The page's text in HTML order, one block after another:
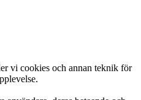
vi cookies och annan teknik för